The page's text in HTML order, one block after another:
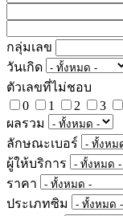
กลุ่มเลข
วันเกิด
ตัวเลขที่ไม่ชอบ
0
1 2 3
ผลรวม
ลักษณะเบอร์
ผู้ให้บริการ
ราคา
ประเภทซิม